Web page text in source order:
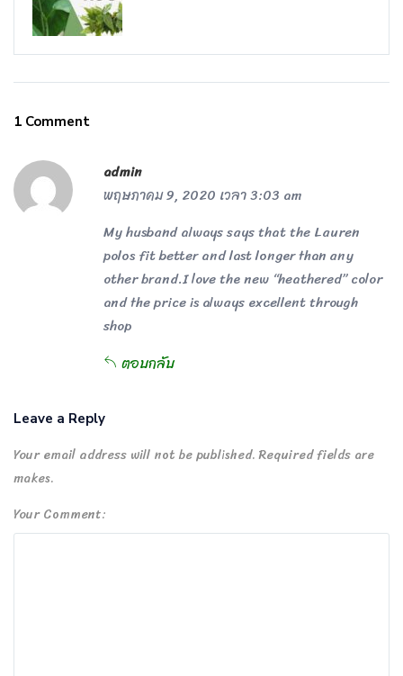
1 Comment
admin
พฤษภาคม 9, 2020 เวลา 3:03 am
My husband always says that the Lauren
polos fit better and last longer than any
other brand.I love the new “heathered” color
and the price is always excellent through
shop
ตอบกลับ
Leave a Reply
Your email address will not be published. Required fields are
makes.
Your Comment: